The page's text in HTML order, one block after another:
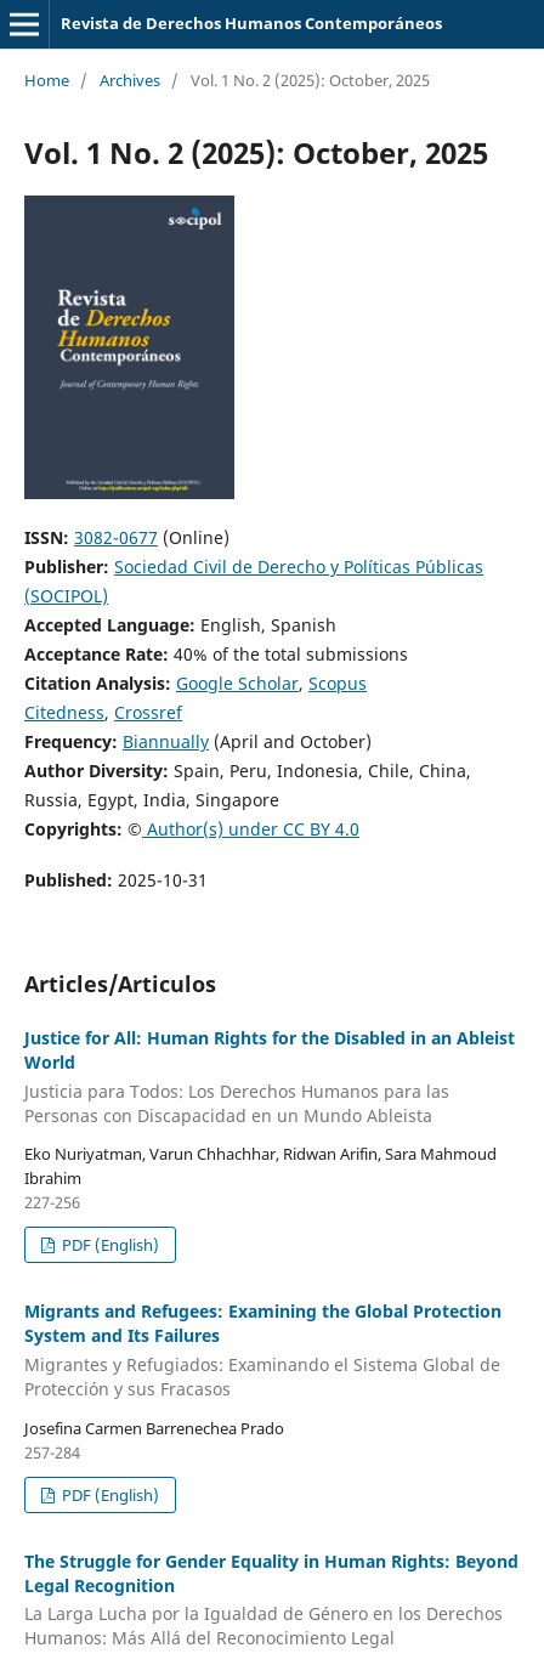
Revista de Derechos Humanos Contemporáneos
Home / Archives / Vol. 1 No. 2 (2025): October, 2025
Vol. 1 No. 2 (2025): October, 2025
ISSN: 3082-0677 (Online)
Publisher: Sociedad Civil de Derecho y Políticas Públicas
(SOCIPOL)
Accepted Language: English, Spanish
Acceptance Rate: 40% of the total submissions
Citation Analysis: Google Scholar, Scopus
Citedness, Crossref
Frequency: Biannually(April and October)
Author Diversity: Spain, Peru, Indonesia, Chile, China,
Russia, Egypt, India, Singapore
Copyrights: © Author(s) under CC BY 4.0
Published: 2025-10-31
Articles/Articulos
Justice for All: Human Rights for the Disabled in an Ableist
World
Justicia para Todos: Los Derechos Humanos para las
Personas con Discapacidad en un Mundo Ableista
Eko Nuriyatman, Varun Chhachhar, Ridwan Arifin, Sara Mahmoud
Ibrahim
227-256
PDF (English)
Migrants and Refugees: Examining the Global Protection
System and Its Failures
Migrantes y Refugiados: Examinando el Sistema Global de
Protección y sus Fracasos
Josefina Carmen Barrenechea Prado
257-284
PDF (English)
The Struggle for Gender Equality in Human Rights: Beyond
Legal Recognition
La Larga Lucha por la Igualdad de Género en los Derechos
Humanos: Más Allá del Reconocimiento Legal